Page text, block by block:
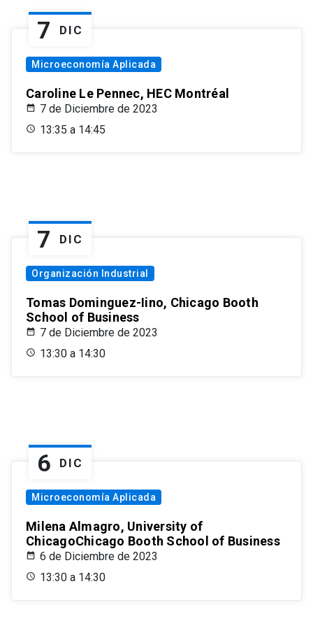
7 DIC
Microeconomía Aplicada
Caroline Le Pennec, HEC Montréal
7 de Diciembre de 2023
13:35 a 14:45
7 DIC
Organización Industrial
Tomas Dominguez-Iino, Chicago Booth
School of Business
7 de Diciembre de 2023
13:30 a 14:30
6 DIC
Microeconomía Aplicada
Milena Almagro, University of
ChicagoChicago Booth School of Business
6 de Diciembre de 2023
13:30 a 14:30